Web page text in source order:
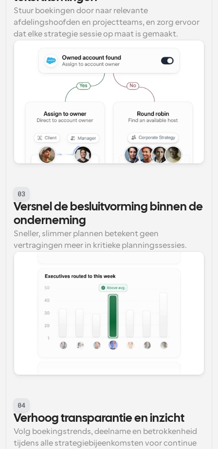
Stuur boekingen door naar relevante
afdelingshoofden en projectteams, en zorg ervoor
dat elke strategie sessie op maat is gemaakt.
03
Versnel de besluitvorming binnen de
onderneming
Sneller, slimmer plannen betekent geen
vertragingen meer in kritieke planningssessies.
04
Verhoog transparantie en inzicht
Volg boekingstrends, deelname en betrokkenheid
tijdens alle strategiebijeenkomsten voor continue